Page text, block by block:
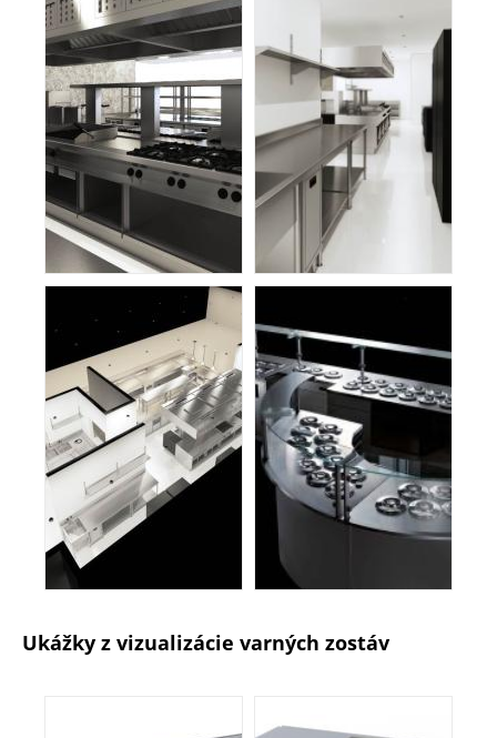
Ukážky z vizualizácie varných zostáv